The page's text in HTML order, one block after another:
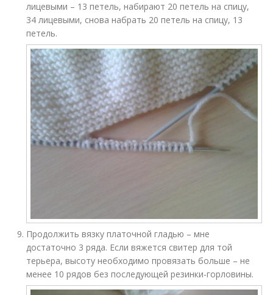
лицевыми – 13 петель, набирают 20 петель на спицу,
34 лицевыми, снова набрать 20 петель на спицу, 13
петель.
Продолжить вязку платочной гладью – мне
достаточно 3 ряда. Если вяжется свитер для той
терьера, высоту необходимо провязать больше – не
менее 10 рядов без последующей резинки-горловины.